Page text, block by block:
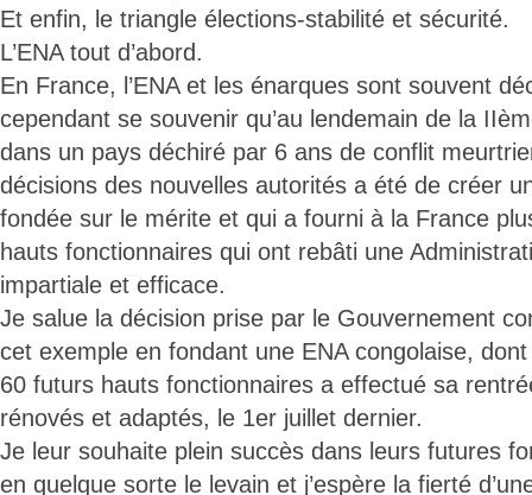
Et enfin, le triangle élections-stabilité et sécurité.
L’ENA tout d’abord.
En France, l’ENA et les énarques sont souvent
cependant se souvenir qu’au lendemain de la
dans un pays déchiré par 6 ans de conflit
décisions des nouvelles autorités a été de créer
fondée sur le mérite et qui a fourni à la France
hauts fonctionnaires qui ont rebâti une
impartiale et efficace.
Je salue la décision prise par le Gouvernement
cet exemple en fondant une ENA congolaise,
60 futurs hauts fonctionnaires a effectué sa
rénovés et adaptés, le 1er juillet dernier.
Je leur souhaite plein succès dans leurs futures
en quelque sorte le levain et j’espère la fierté